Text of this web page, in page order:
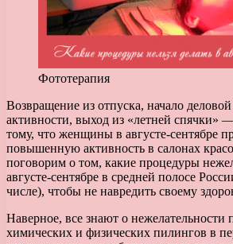
Фототерапия
Возвращение из отпуска, начало
активности, выход из «летней спячки»
тому, что женщины в августе-сентябре
повышенную активность в салонах
поговорим о том, какие процедуры
августе-сентябре в средней полосе
числе), чтобы не навредить своему
Наверное, все знают о нежелательности
химических и физических пилингов в